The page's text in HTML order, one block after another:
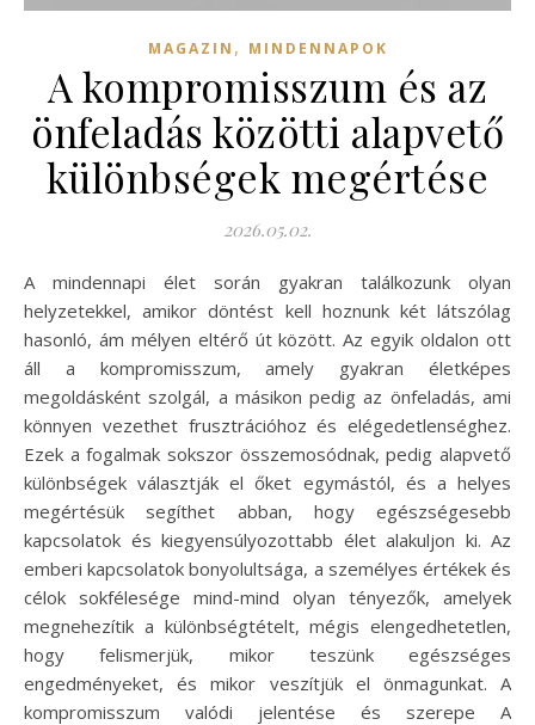
MAGAZIN , MINDENNAPOK
A kompromisszum és az
önfeladás közötti alapvető
különbségek megértése
2026.05.02.
A mindennapi élet során gyakran találkozunk olyan
helyzetekkel, amikor döntést kell hoznunk két látszólag
hasonló, ám mélyen eltérő út között. Az egyik oldalon ott
áll a kompromisszum, amely gyakran életképes
megoldásként szolgál, a másikon pedig az önfeladás, ami
könnyen vezethet frusztrációhoz és elégedetlenséghez.
Ezek a fogalmak sokszor összemosódnak, pedig alapvető
különbségek választják el őket egymástól, és a helyes
megértésük segíthet abban, hogy egészségesebb
kapcsolatok és kiegyensúlyozottabb élet alakuljon ki. Az
emberi kapcsolatok bonyolultsága, a személyes értékek és
célok sokfélesége mind-mind olyan tényezők, amelyek
megnehezítik a különbségtételt, mégis elengedhetetlen,
hogy felismerjük, mikor teszünk egészséges
engedményeket, és mikor veszítjük el önmagunkat. A
kompromisszum valódi jelentése és szerepe A